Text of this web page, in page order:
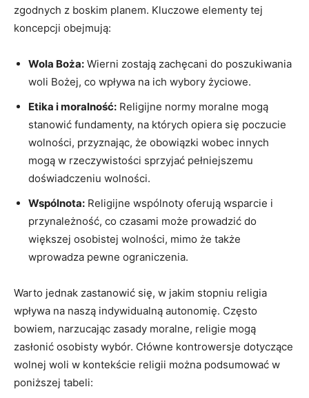
zgodnych z boskim⁢ planem. Kluczowe elementy tej
koncepcji⁣ obejmują:
Wola Boża: Wierni zostają zachęcani⁣ do poszukiwania
woli ‌Bożej, co ‍wpływa na ich wybory ⁣życiowe.
Etika i ⁤moralność: Religijne normy moralne​ mogą
stanowić fundamenty, na⁣ których opiera się ‌poczucie
wolności, przyznając, że ⁣obowiązki wobec innych⁢
mogą w rzeczywistości sprzyjać⁢ pełniejszemu
doświadczeniu wolności. ‌
Wspólnota: Religijne wspólnoty oferują wsparcie i
przynależność, co⁢ czasami może prowadzić do​
większej osobistej wolności, ⁣mimo że także⁤
wprowadza pewne ograniczenia.
Warto jednak zastanowić się, w jakim stopniu religia
wpływa na naszą indywidualną ​autonomię. Często
bowiem,⁤ narzucając zasady‍ moralne, ⁤religie mogą
zasłonić osobisty wybór. ‌Cłówne⁣ kontrowersje dotyczące
wolnej woli w kontekście religii można podsumować w
poniższej tabeli: